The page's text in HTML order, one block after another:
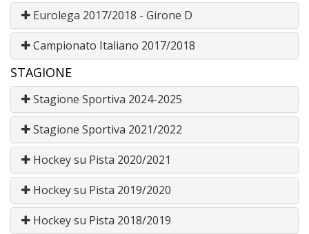
Eurolega 2017/2018 - Girone D
Campionato Italiano 2017/2018
STAGIONE
Stagione Sportiva 2024-2025
Stagione Sportiva 2021/2022
Hockey su Pista 2020/2021
Hockey su Pista 2019/2020
Hockey su Pista 2018/2019